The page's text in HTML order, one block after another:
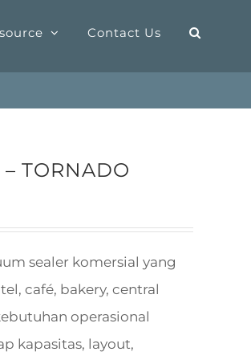
Contact Us
TORNADO
sealer komersial yang
café, bakery, central
operasional
kapasitas, layout,